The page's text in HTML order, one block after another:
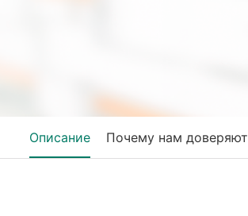
Описание Почему нам доверяют